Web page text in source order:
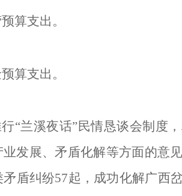
算支出。
算支出。
“兰溪夜话”民情恳谈会制度
发展、矛盾化解等方面的意
盾纠纷57起，成功化解广西